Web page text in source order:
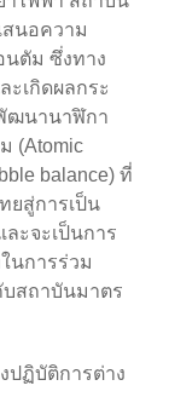
สนอความ
นตัม ซึ่งทาง
เกิดผลกระ
ฒนานาฬิกา
(Atomic
balance) ที่
ยสู่การเป็น
ะจะเป็นการ
นการร่วม
สถาบันมาตร
ปฏิบัติการต่าง